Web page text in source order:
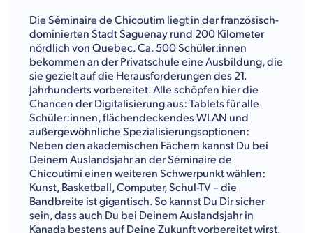
Die Séminaire de Chicoutim liegt in der französisch-
dominierten Stadt Saguenay rund 200 Kilometer
nördlich von Quebec. Ca. 500 Schüler:innen
bekommen an der Privatschule eine Ausbildung, die
sie gezielt auf die Herausforderungen des 21.
Jahrhunderts vorbereitet. Alle schöpfen hier die
Chancen der Digitalisierung aus: Tablets für alle
Schüler:innen, flächendeckendes WLAN und
außergewöhnliche Spezialisierungsoptionen:
Neben den akademischen Fächern kannst Du bei
Deinem Auslandsjahr an der Séminaire de
Chicoutimi einen weiteren Schwerpunkt wählen:
Kunst, Basketball, Computer, Schul-TV – die
Bandbreite ist gigantisch. So kannst Du Dir sicher
sein, dass auch Du bei Deinem Auslandsjahr in
Kanada bestens auf Deine Zukunft vorbereitet wirst.